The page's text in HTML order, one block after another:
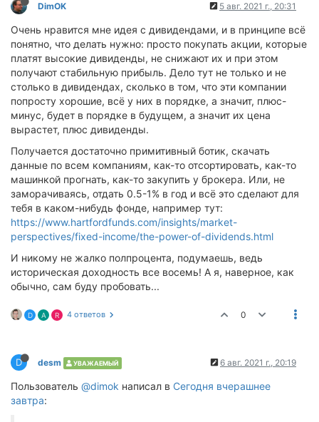
DimOK 5 авг. 2021 г., 20:31
Очень нравится мне идея с дивидендами, и в принципе всё
понятно, что делать нужно: просто покупать акции, которые
платят высокие дивиденды, не снижают их и при этом
получают стабильную прибыль. Дело тут не только и не
столько в дивидендах, сколько в том, что эти компании
попросту хорошие, всё у них в порядке, а значит, плюс-
минус, будет в порядке в будущем, а значит их цена
вырастет, плюс дивиденды.
Получается достаточно примитивный ботик, скачать
данные по всем компаниям, как-то отсортировать, как-то
машинкой прогнать, как-то закупить у брокера. Или, не
заморачиваясь, отдать 0.5-1% в год и всё это сделают для
тебя в каком-нибудь фонде, например тут:
https://www.hartfordfunds.com/insights/market-
perspectives/fixed-income/the-power-of-dividends.html
И никому не жалко полпроцента, подумаешь, ведь
историческая доходность все восемь! А я, наверное, как
обычно, сам буду пробовать...
D A R 4 ответов 0
D desm УВАЖАЕМЫЙ 6 авг. 2021 г., 20:19
Пользователь @dimok написал в Сегодня вчерашнее
завтра: